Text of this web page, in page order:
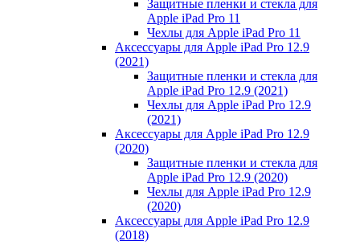
Защитные пленки и стекла для
Apple iPad Pro 11
Чехлы для Apple iPad Pro 11
Аксессуары для Apple iPad Pro 12.9
(2021)
Защитные пленки и стекла для
Apple iPad Pro 12.9 (2021)
Чехлы для Apple iPad Pro 12.9
(2021)
Аксессуары для Apple iPad Pro 12.9
(2020)
Защитные пленки и стекла для
Apple iPad Pro 12.9 (2020)
Чехлы для Apple iPad Pro 12.9
(2020)
Аксессуары для Apple iPad Pro 12.9
(2018)